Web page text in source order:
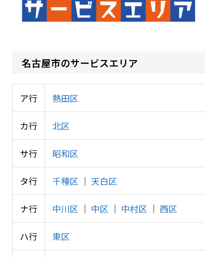
名古屋市のサービスエリア
ア行 熱田区
カ行 北区
サ行 昭和区
タ行 千種区 │ 天白区
ナ行 中川区 │ 中区 │ 中村区 │ 西区
ハ行 東区